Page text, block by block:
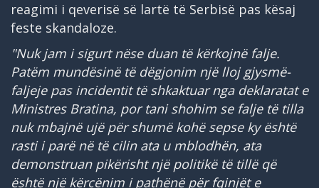
reagimi i qeverisë së lartë të Serbisë pas kësaj
feste skandaloze.
"Nuk jam i sigurt nëse duan të kërkojnë falje.
Patëm mundësinë të dëgjonim një lloj gjysmë-
faljeje pas incidentit të shkaktuar nga deklaratat e
Ministres Bratina, por tani shohim se falje të tilla
nuk mbajnë ujë për shumë kohë sepse ky është
rasti i parë në të cilin ata u mblodhën, ata
demonstruan pikërisht një politikë të tillë që
është një kërcënim i pathënë për fqinjët e